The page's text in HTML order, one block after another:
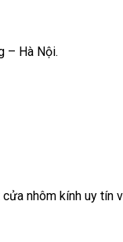
– Hà Nội.
nhôm kính uy tín